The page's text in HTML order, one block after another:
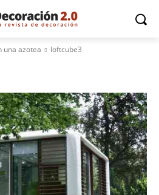
una azotea loftcube3